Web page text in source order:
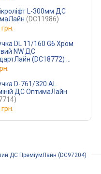
L-300мм ДС
(DC11986)
DL 11/160 G6 Хром
ДС
(DC18772)
D-761/320 AL
ДС ОптимаЛайн
ДС ПреміумЛайн (DC97204)